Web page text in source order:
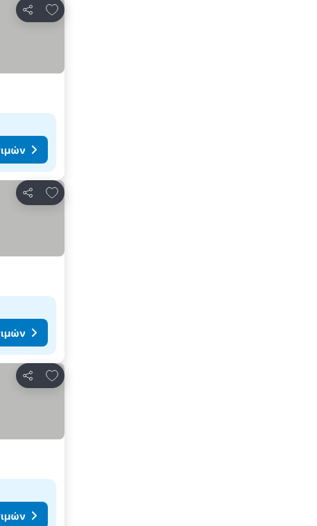
Κοινοποίηση
Προσθήκη στα αγαπημένα
Κοινοποίηση
Προσθήκη στα αγαπημένα
Κοινοποίηση
Προσθήκη στα αγαπημένα